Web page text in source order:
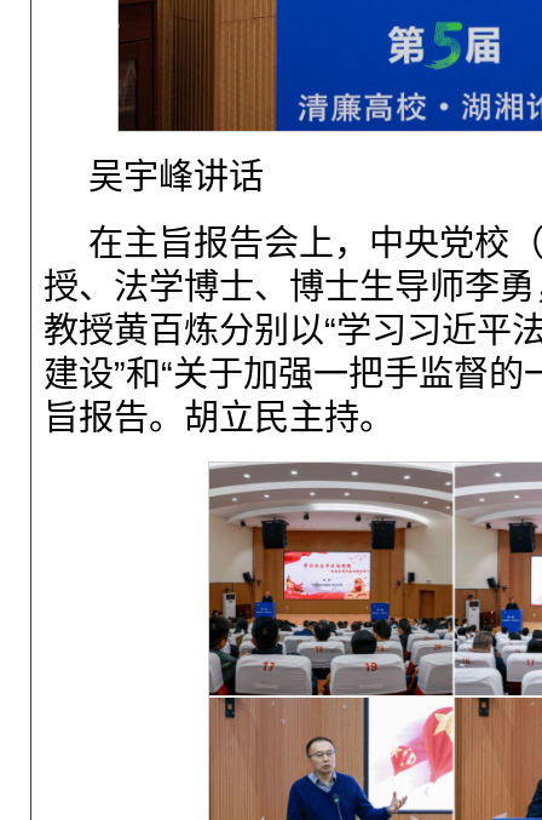
吴宇峰讲话
在主旨报告会上，中央党校
授、法学博士、博士生导师李
教授黄百炼分别以“学习习近平
建设”和“关于加强一把手监督的
旨报告。胡立民主持。